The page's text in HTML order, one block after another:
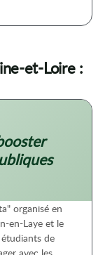
et-Loire :
organisé en
en-Laye et le
de